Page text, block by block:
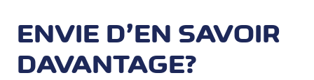
ENVIE D’EN SAVOIR
DAVANTAGE?